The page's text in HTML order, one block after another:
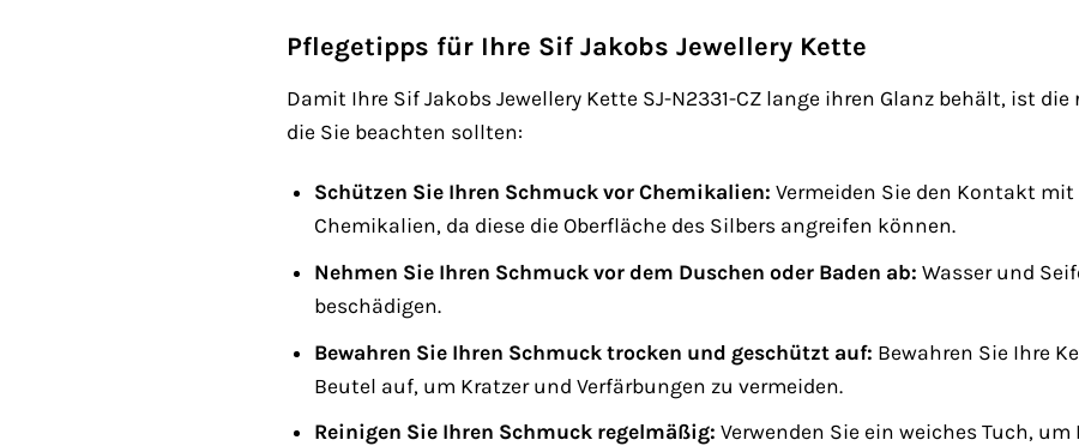
Pflegetipps für Ihre Sif Jakobs Jewellery Kette
Damit Ihre Sif Jakobs Jewellery Kette SJ-N2331-CZ lange ihren Glanz behält, ist
die Sie beachten sollten:
Schützen Sie Ihren Schmuck vor Chemikalien: Vermeiden Sie den Kontakt
Chemikalien, da diese die Oberfläche des Silbers angreifen können.
Nehmen Sie Ihren Schmuck vor dem Duschen oder Baden ab: Wasser und
beschädigen.
Bewahren Sie Ihren Schmuck trocken und geschützt auf: Bewahren Sie Ihre
Beutel auf, um Kratzer und Verfärbungen zu vermeiden.
Reinigen Sie Ihren Schmuck regelmäßig: Verwenden Sie ein weiches Tuch,